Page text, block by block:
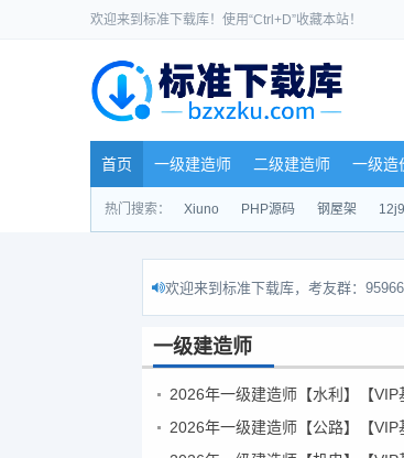
欢迎来到标准下载库！使用“Ctrl+D”收藏本站！
首页 一级建造师 二级建造师 一级造
热门搜索： Xiuno PHP源码 钢屋架
欢迎来到标准下载库，考友群：
一级建造师